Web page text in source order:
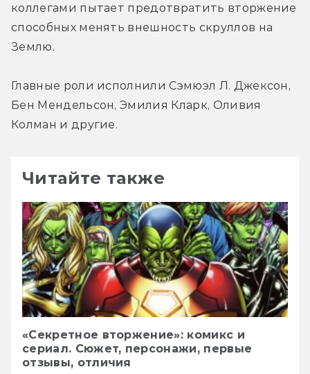
коллегами пытает предотвратить вторжение
способных менять внешность скруллов на
Землю.
Главные роли исполнили Сэмюэл Л. Джексон,
Бен Мендельсон, Эмилия Кларк, Оливия
Колман и другие.
Читайте также
«Секретное вторжение»: комикс и
сериал. Сюжет, персонажи, первые
отзывы, отличия